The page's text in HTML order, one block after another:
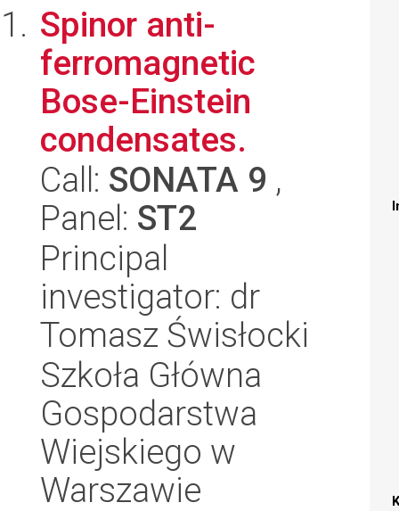
Spinor anti-
ferromagnetic
Bose-Einstein
condensates.
Call: SONATA 9 ,
Panel: ST2
Principal
investigator: dr
Tomasz Świsłocki
Szkoła Główna
Gospodarstwa
Wiejskiego w
Warszawie